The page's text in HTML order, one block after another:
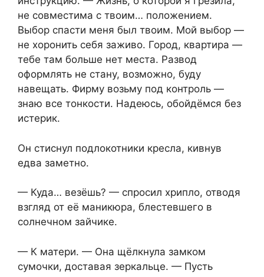
не совместима с твоим… положением.
Выбор спасти меня был твоим. Мой выбор —
не хоронить себя заживо. Город, квартира —
тебе там больше нет места. Развод
оформлять не стану, возможно, буду
навещать. Фирму возьму под контроль —
знаю все тонкости. Надеюсь, обойдёмся без
истерик.
Он стиснул подлокотники кресла, кивнув
едва заметно.
— Куда… везёшь? — спросил хрипло, отводя
взгляд от её маникюра, блестевшего в
солнечном зайчике.
— К матери. — Она щёлкнула замком
сумочки, доставая зеркальце. — Пусть